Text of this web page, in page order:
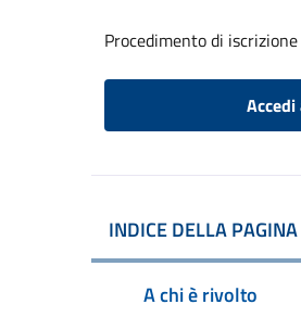
Procedimento di
INDICE DELLA PAGINA
A chi è rivolto